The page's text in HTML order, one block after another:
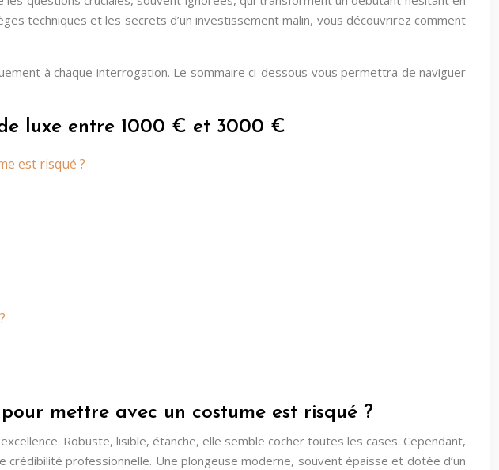
techniques et les secrets d’un investissement malin, vous découvrirez comment
à chaque interrogation. Le sommaire ci-dessous vous permettra de naviguer
luxe entre 1000 € et 3000 €
est risqué ?
mettre avec un costume est risqué ?
Robuste, lisible, étanche, elle semble cocher toutes les cases. Cependant,
professionnelle. Une plongeuse moderne, souvent épaisse et dotée d’un